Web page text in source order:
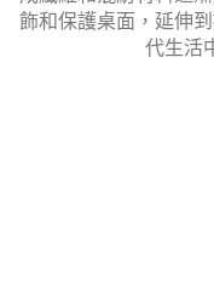
飾和保護桌面，延伸
代生活